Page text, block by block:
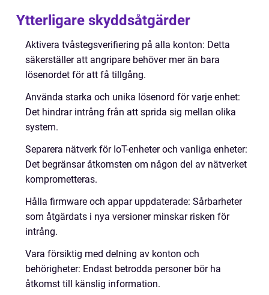
Ytterligare skyddsåtgärder
Aktivera tvåstegsverifiering på alla konton: Detta
säkerställer att angripare behöver mer än bara
lösenordet för att få tillgång.
Använda starka och unika lösenord för varje enhet:
Det hindrar intrång från att sprida sig mellan olika
system.
Separera nätverk för IoT-enheter och vanliga enheter:
Det begränsar åtkomsten om någon del av nätverket
komprometteras.
Hålla firmware och appar uppdaterade: Sårbarheter
som åtgärdats i nya versioner minskar risken för
intrång.
Vara försiktig med delning av konton och
behörigheter: Endast betrodda personer bör ha
åtkomst till känslig information.